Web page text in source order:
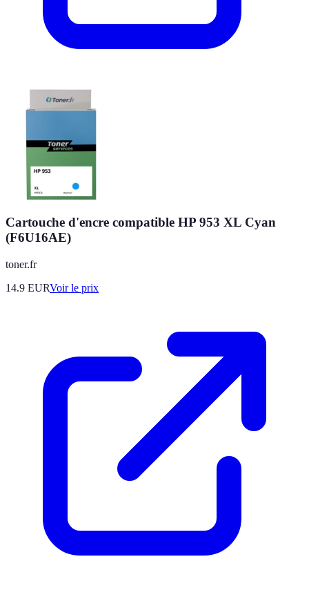
Cartouche d'encre compatible HP 953 XL Cyan
(F6U16AE)
toner.fr
14.9 EURVoir le prix